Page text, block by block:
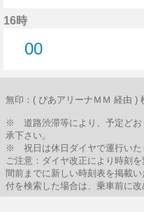
16時
00
無印：( ぴあアリーナＭＭ 経由 )
※ 道路渋滞等により、予定どお
承下さい。
※ 祝日は休日ダイヤで運行いた
ご注意：ダイヤ改正により時刻
間前までに新しい時刻表を掲載
付を検索した場合は、乗車前に